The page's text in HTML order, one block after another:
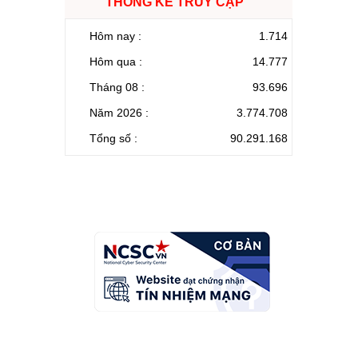
Hôm nay :
1.714
Hôm qua :
14.777
Tháng 08 :
93.696
Năm 2026 :
3.774.708
Tổng số :
90.291.168